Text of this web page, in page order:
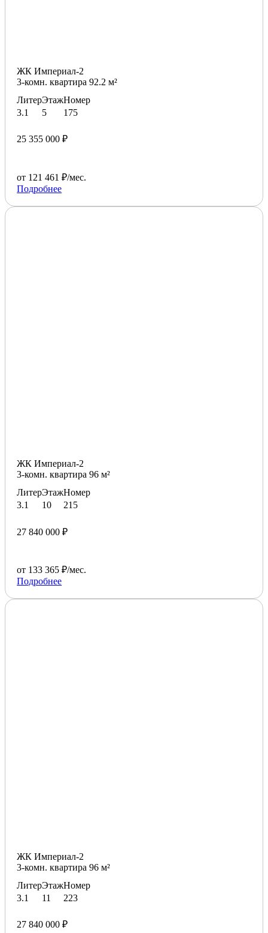
ЖК Империал-2
3-комн. квартира 92.2 м²
Литер
3.1
Этаж
5
Номер
175
25 355 000 ₽
от 121 461 ₽/мес.
Подробнее
ЖК Империал-2
3-комн. квартира 96 м²
Литер
3.1
Этаж
10
Номер
215
27 840 000 ₽
от 133 365 ₽/мес.
Подробнее
ЖК Империал-2
3-комн. квартира 96 м²
Литер
3.1
Этаж
11
Номер
223
27 840 000 ₽